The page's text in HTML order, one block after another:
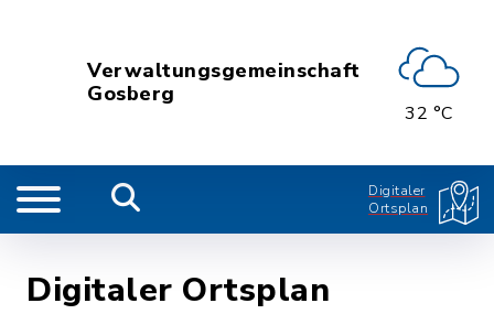
Verwaltungsgemeinschaft
Gosberg
32 °C
Digitaler
Ortsplan
Digitaler Ortsplan